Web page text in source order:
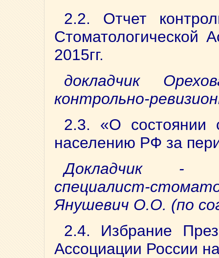
2.2. Отчет
Стоматологической
2015гг.
докладчик
контрольно-
2.3. «О состоянии
населению РФ за
Докладчик -
специалист-
Янушевич О.О. (по
2.4. Избрание
Ассоциации России